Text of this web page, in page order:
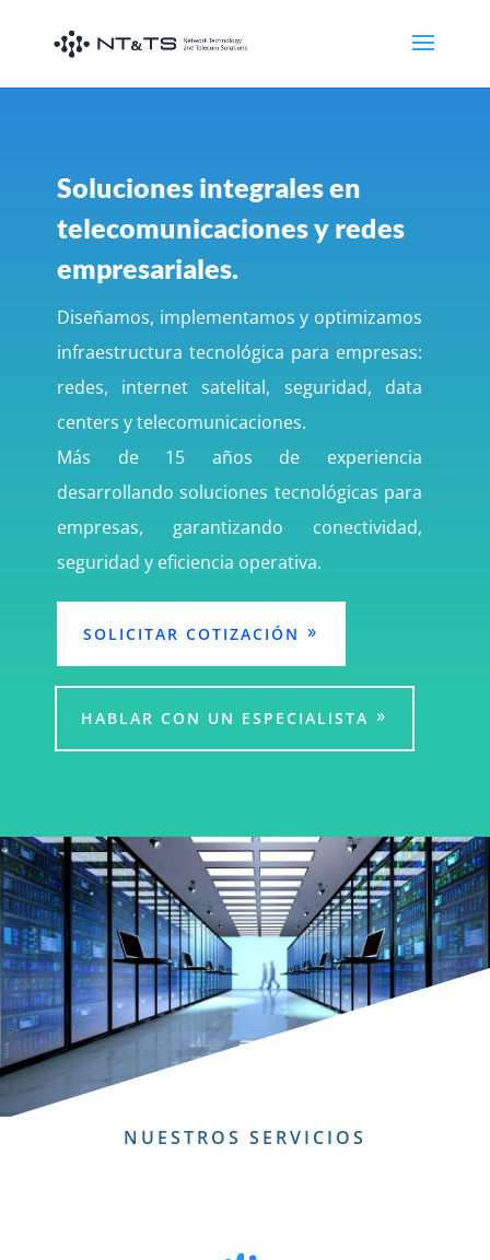
Soluciones integrales en
telecomunicaciones y redes
empresariales.
Diseñamos, implementamos y optimizamos
infraestructura tecnológica para empresas:
redes, internet satelital, seguridad, data
centers y telecomunicaciones.
Más de 15 años de experiencia
desarrollando soluciones tecnológicas para
empresas, garantizando conectividad,
seguridad y eficiencia operativa.
SOLICITAR COTIZACIÓN
HABLAR CON UN ESPECIALISTA
NUESTROS SERVICIOS